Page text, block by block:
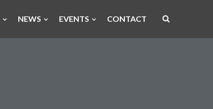
NEWS EVENTS CONTACT